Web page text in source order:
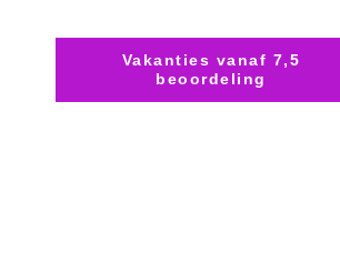
Vakanties vanaf 7,5
beoordeling